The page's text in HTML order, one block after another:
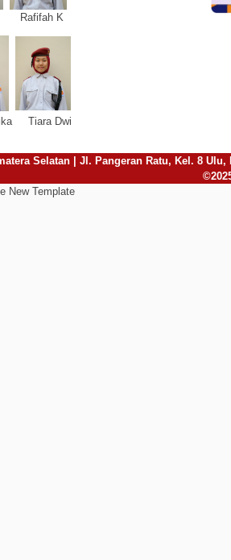
M Rafifah K
Tiara Dwi
Selatan | Jl. Pangeran Ratu, Kel. 8 Ulu,
New Template